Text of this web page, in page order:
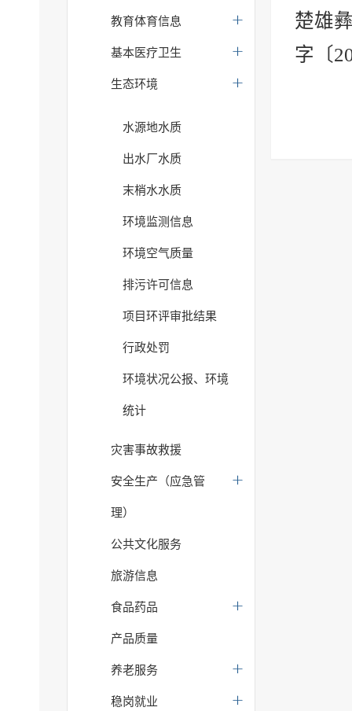
教育体育信息
基本医疗卫生
生态环境
水源地水质
出水厂水质
末梢水水质
环境监测信息
环境空气质量
排污许可信息
项目环评审批结果
行政处罚
环境状况公报、环境
统计
灾害事故救援
安全生产（应急管
理）
公共文化服务
旅游信息
食品药品
产品质量
养老服务
稳岗就业
楚雄
字〔